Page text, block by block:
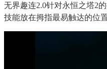
无界趣连2.0针对永恒之塔2
技能放在拇指最易触达的位